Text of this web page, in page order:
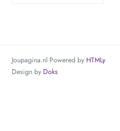
Joupagina.nl Powered by HTMLy
Design by Doks